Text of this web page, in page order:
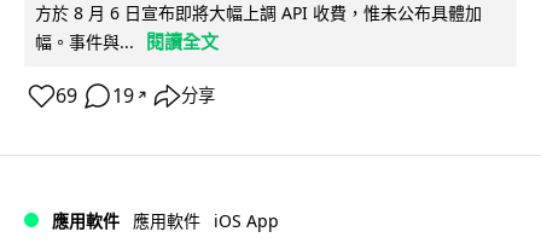
方於 8 月 6 日宣布即將大幅上調 API 收費，惟未公布具體加
幅。事件與...
閱讀全文
69 19 ↗ 分享
應用軟件 應用軟件 iOS App